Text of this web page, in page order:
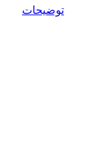
توضیحات